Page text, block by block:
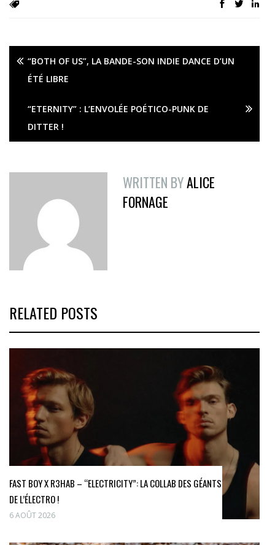
“BOTH OF US”, LA BANDE-SON INDIE DANCE D’UN
ÉTÉ LIBRE
“ETERNITY” : L’ENVOLÉE POÉTICO-PUNK DE
DITTER !
WRITTEN BYALICE
FORNAGE
RELATED POSTS
FAST BOY X R3HAB – “ELECTRICITY”: LA COLLAB DES GÉANTS
DE L’ÉLECTRO !
6 AOÛT 2026